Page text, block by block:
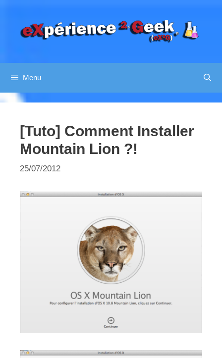
contenu
Menu
[Tuto] Comment Installer
Mountain Lion ?!
25/07/2012